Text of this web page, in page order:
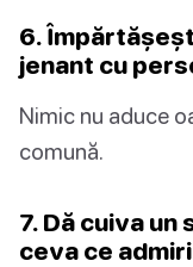
6.
jenant cu
Nimic nu aduce
comună.
7. Dă cuiva
ceva ce